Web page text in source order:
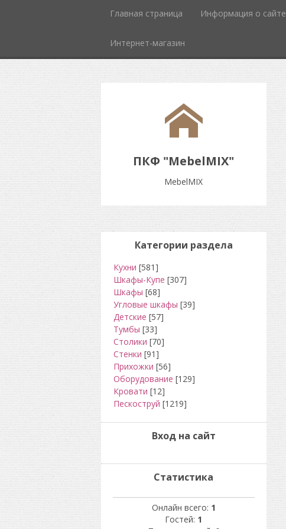
Главная страница Информация о сайте
Интернет-магазин
ПКФ "MebelMIX"
MebelMIX
Категории раздела
Кухни [581]
Шкафы-Купе [307]
Шкафы [68]
Угловые шкафы [39]
Детские [57]
Тумбы [33]
Столики [70]
Стенки [91]
Прихожки [56]
Оборудование [129]
Кровати [12]
Пескоструй [1219]
Вход на сайт
Статистика
Онлайн всего: 1
Гостей: 1